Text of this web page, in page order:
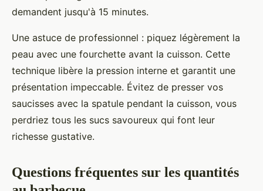
demandent jusqu'à 15 minutes.
Une astuce de professionnel : piquez légèrement la
peau avec une fourchette avant la cuisson. Cette
technique libère la pression interne et garantit une
présentation impeccable. Évitez de presser vos
saucisses avec la spatule pendant la cuisson, vous
perdriez tous les sucs savoureux qui font leur
richesse gustative.
Questions fréquentes sur les quantités